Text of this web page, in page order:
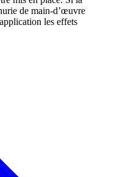
de main-d’œuvre
les effets